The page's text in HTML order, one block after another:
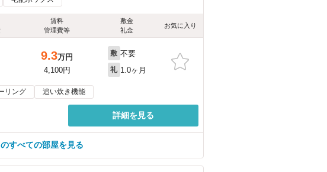
賃料
管理費等
敷金
礼金
お気に入り
9.3万円
4,100円
敷 不要
礼 1.0ヶ月
リング 追い炊き機能
詳細を見る
すべての部屋を見る